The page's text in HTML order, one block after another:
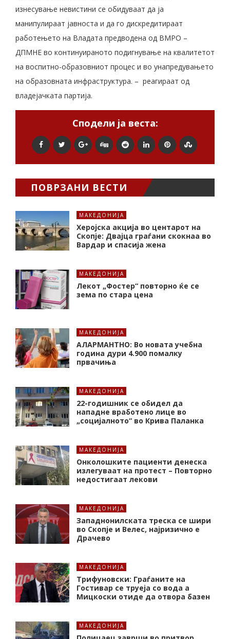
изнесување невистини се обидуваат да ја
манипулираат јавноста и да го дискредитираат
работењето на Владата предводена од ВМРО –
ДПМНЕ во континуираното подигнување на квалитетот
на воспитно-образовниот процес и во унапредувањето
на образовната инфраструктура. – реагираат од
владејачката партија.
Сподели ја веста:
ПОВРЗАНИ ВЕСТИ
МАКЕДОНИЈА
Херојска акција во центарот на
Скопје: Двајца граѓани скокнаа во
Вардар и спасија жена
МАКЕДОНИЈА
Лекот „Фостер“ повторно ќе се
зема по стара цена
МАКЕДОНИЈА
АЛАРМАНТНО: Во новата учебна
година дури 4.900 помалку
првачиња
МАКЕДОНИЈА
22-годишник се обидел да
нападне вработено лице во
„социјалното“ во Крива Паланка
МАКЕДОНИЈА
Онколошките пациенти денеска
излегуваат на протест – Повторно
недостигаат лекови
МАКЕДОНИЈА
Западнонилската треска се шири
во Скопје и Велес, најризично е
Драчево
МАКЕДОНИЈА
Трифуновски: Граѓаните на
Гостивар се труеја со вода а
Мицкоски отиде да отвора базен
МАКЕДОНИЈА